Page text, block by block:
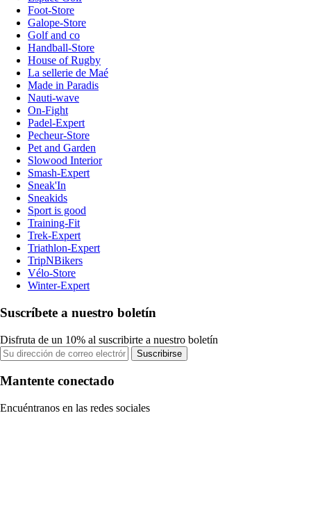
Foot-Store
Galope-Store
Golf and co
Handball-Store
House of Rugby
La sellerie de Maé
Made in Paradis
Nauti-wave
On-Fight
Padel-Expert
Pecheur-Store
Pet and Garden
Slowood Interior
Smash-Expert
Sneak'In
Sneakids
Sport is good
Training-Fit
Trek-Expert
Triathlon-Expert
TripNBikers
Vélo-Store
Winter-Expert
Suscríbete a nuestro boletín
Disfruta de un 10% al suscribirte a nuestro boletín
Suscribirse
Mantente conectado
Encuéntranos en las redes sociales